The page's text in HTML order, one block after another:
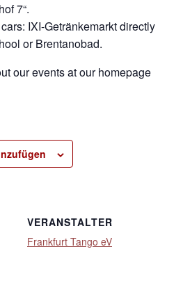
7“.
IXI-Getränkemarkt directly
or Brentanobad.
our events at our homepage
VERANSTALTER
Frankfurt Tango eV